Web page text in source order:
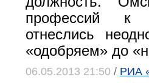
профессий к
отнеслись
«одобряем» до
06.05.2013 21:50 / РИА